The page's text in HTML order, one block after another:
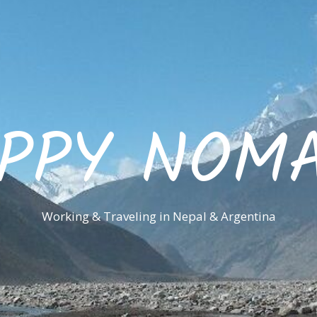
Working & Traveling in Nepal & Argentina